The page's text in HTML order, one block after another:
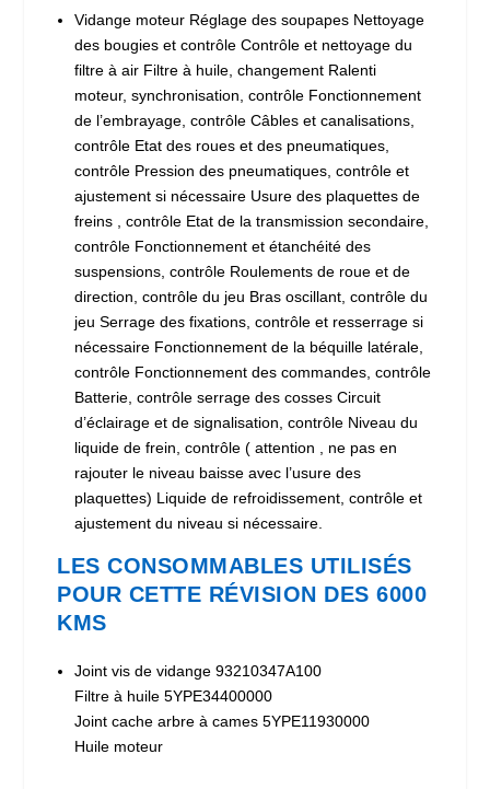
Vidange moteur Réglage des soupapes Nettoyage
des bougies et contrôle Contrôle et nettoyage du
filtre à air Filtre à huile, changement Ralenti
moteur, synchronisation, contrôle Fonctionnement
de l’embrayage, contrôle Câbles et canalisations,
contrôle Etat des roues et des pneumatiques,
contrôle Pression des pneumatiques, contrôle et
ajustement si nécessaire Usure des plaquettes de
freins , contrôle Etat de la transmission secondaire,
contrôle Fonctionnement et étanchéité des
suspensions, contrôle Roulements de roue et de
direction, contrôle du jeu Bras oscillant, contrôle du
jeu Serrage des fixations, contrôle et resserrage si
nécessaire Fonctionnement de la béquille latérale,
contrôle Fonctionnement des commandes, contrôle
Batterie, contrôle serrage des cosses Circuit
d’éclairage et de signalisation, contrôle Niveau du
liquide de frein, contrôle ( attention , ne pas en
rajouter le niveau baisse avec l’usure des
plaquettes) Liquide de refroidissement, contrôle et
ajustement du niveau si nécessaire.
LES CONSOMMABLES UTILISÉS
POUR CETTE RÉVISION DES 6000
KMS
Joint vis de vidange 93210347A100
Filtre à huile 5YPE34400000
Joint cache arbre à cames 5YPE11930000
Huile moteur